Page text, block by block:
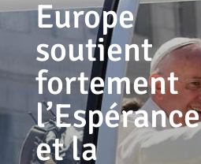
Europe
soutient
fortement
l’Espérance
et la